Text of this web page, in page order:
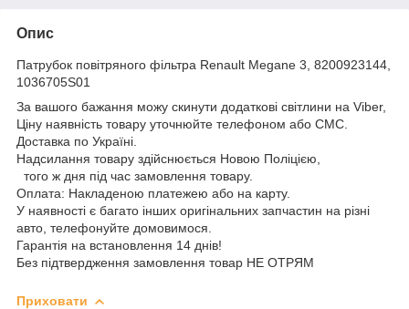
Опис
Патрубок повітряного фільтра Renault Megane 3, 8200923144,
1036705S01
За вашого бажання можу скинути додаткові світлини на Viber,
Ціну наявність товару уточнюйте телефоном або СМС.
Доставка по Україні.
Надсилання товару здійснюється Новою Поліцією,
того ж дня під час замовлення товару.
Оплата: Накладеною платежею або на карту.
У наявності є багато інших оригінальних запчастин на різні
авто, телефонуйте домовимося.
Гарантія на встановлення 14 днів!
Без підтвердження замовлення товар НЕ ОТРЯМ
Приховати